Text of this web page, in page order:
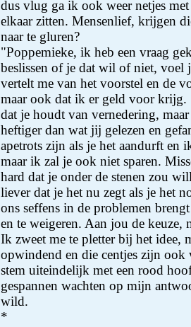
dus vlug ga ik ook weer netjes
elkaar zitten. Mensenlief, krijgen
naar te gluren?
"Poppemieke, ik heb een vraag
beslissen of je dat wil of niet,
vertelt me van het voorstel en de
maar ook dat ik er geld voor krijg.
dat je houdt van vernedering,
heftiger dan wat jij gelezen en
apetrots zijn als je het aandurft en
maar ik zal je ook niet sparen.
hard dat je onder de stenen zou
liever dat je het nu zegt als je het
ons seffens in de problemen
en te weigeren. Aan jou de keuze,
Ik zweet me te pletter bij het idee,
opwindend en die centjes zijn ook
stem uiteindelijk met een rood
gespannen wachten op mijn
wild.
*